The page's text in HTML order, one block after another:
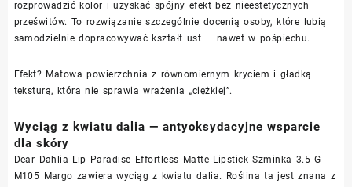
rozprowadzić kolor i uzyskać spójny efekt bez nieestetycznych
prześwitów. To rozwiązanie szczególnie docenią osoby, które lubią
samodzielnie dopracowywać kształt ust — nawet w pośpiechu.
Efekt? Matowa powierzchnia z równomiernym kryciem i gładką
teksturą, która nie sprawia wrażenia „ciężkiej”.
Wyciąg z kwiatu dalia — antyoksydacyjne wsparcie
dla skóry
Dear Dahlia Lip Paradise Effortless Matte Lipstick Szminka 3.5 G
M105 Margo zawiera wyciąg z kwiatu dalia. Roślina ta jest znana z